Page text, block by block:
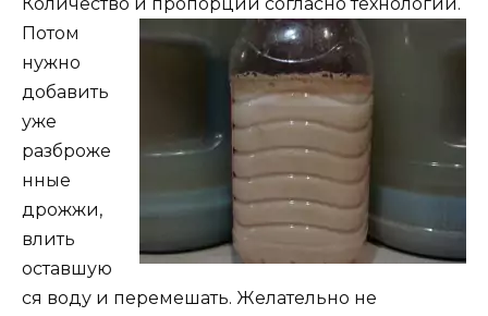
Количество и пропорции согласнотехнологии.
Потом
нужно
добавить
уже
разброже
нные
дрожжи,
влить
оставшую
ся воду и перемешать. Желательно не